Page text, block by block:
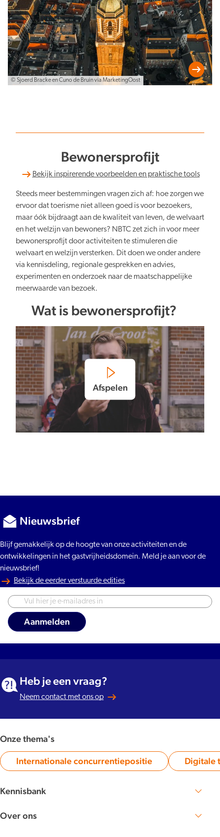
© Sjoerd Bracke en Cuno de Bruin via MarketingOost
Bewonersprofijt
Bekijk inspirerende voorbeelden en praktische tools
Steeds meer bestemmingen vragen zich af: hoe zorgen we
ervoor dat toerisme niet alleen goed is voor bezoekers,
maar óók bijdraagt aan de kwaliteit van leven, de welvaart
en het welzijn van bewoners? NBTC zet zich in voor meer
bewonersprofijt door activiteiten te stimuleren die
welvaart en welzijn versterken. Dit doen we onder andere
via kennisdeling, regionale gesprekken en advies,
experimenten en onderzoek naar de maatschappelijke
meerwaarde van bezoek.
Wat is bewonersprofijt?
Afspelen
Nieuwsbrief
Blijf gemakkelijk op de hoogte van onze activiteiten en de
ontwikkelingen in het gastvrijheidsdomein. Meld je aan voor de
nieuwsbrief!
Bekijk de eerder verstuurde edities
Heb je een vraag?
Neem contact met ons op
Onze thema's
Category:
Internationale concurrentiepositie Digitale
Kennisbank
Over ons